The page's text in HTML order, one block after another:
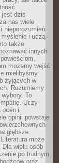
jest dziś
nas wiele
nieporozumień.
myślenie i uczą
także
innych
możemy wejść
mielibyśmy
żyjących w
Rozumiemy
To
Uczy
ocen i
opinii powstaje
głębsze
może
Dla wielu osób
po trudnym
oraz